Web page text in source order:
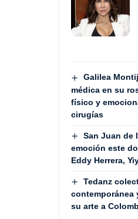
Galilea
médica en su
físico y
cirugías
San Juan de
emoción este
Eddy Herrera,
Tedanz
contemporánea
su arte a